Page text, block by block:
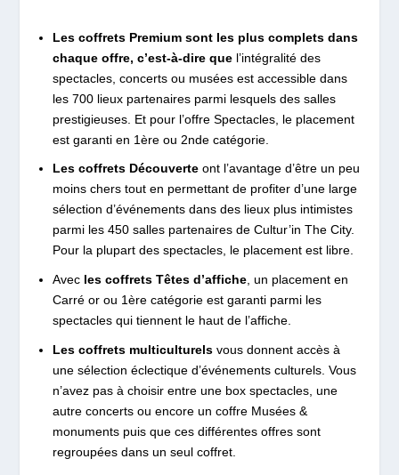
Les coffrets Premium sont les plus complets dans
chaque offre, c’est-à-dire que l’intégralité des
spectacles, concerts ou musées est accessible dans
les 700 lieux partenaires parmi lesquels des salles
prestigieuses. Et pour l’offre Spectacles, le placement
est garanti en 1ère ou 2nde catégorie.
Les coffrets Découverteont l’avantage d’être un peu
moins chers tout en permettant de profiter d’une large
sélection d’événements dans des lieux plus intimistes
parmi les 450 salles partenaires de Cultur’in The City.
Pour la plupart des spectacles, le placement est libre.
Avec les coffrets Têtes d’affiche, un placement en
Carré or ou 1ère catégorie est garanti parmi les
spectacles qui tiennent le haut de l’affiche.
Les coffrets multiculturelsvous donnent accès à
une sélection éclectique d’événements culturels. Vous
n’avez pas à choisir entre une box spectacles, une
autre concerts ou encore un coffre Musées &
monuments puis que ces différentes offres sont
regroupées dans un seul coffret.